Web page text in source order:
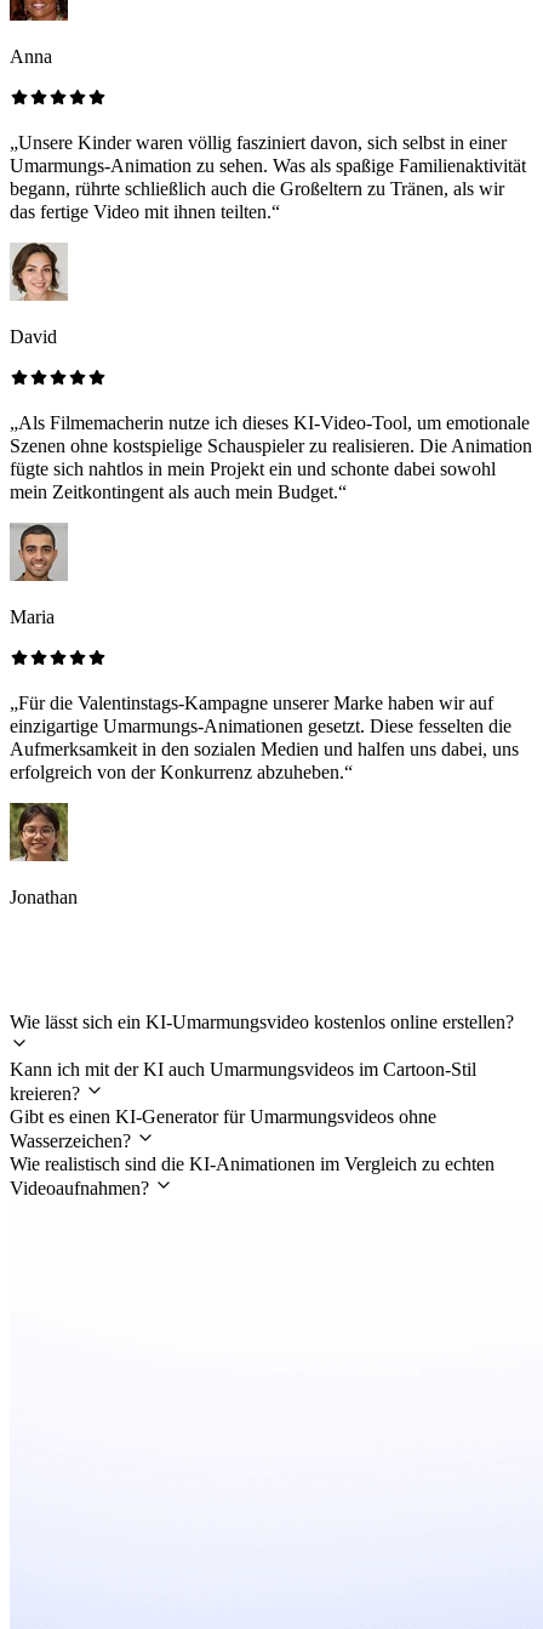
Anna
„Unsere Kinder waren völlig fasziniert davon, sich selbst in einer
Umarmungs-Animation zu sehen. Was als spaßige Familienaktivität
begann, rührte schließlich auch die Großeltern zu Tränen, als wir
das fertige Video mit ihnen teilten.“
David
„Als Filmemacherin nutze ich dieses KI-Video-Tool, um emotionale
Szenen ohne kostspielige Schauspieler zu realisieren. Die Animation
fügte sich nahtlos in mein Projekt ein und schonte dabei sowohl
mein Zeitkontingent als auch mein Budget.“
Maria
„Für die Valentinstags-Kampagne unserer Marke haben wir auf
einzigartige Umarmungs-Animationen gesetzt. Diese fesselten die
Aufmerksamkeit in den sozialen Medien und halfen uns dabei, uns
erfolgreich von der Konkurrenz abzuheben.“
Jonathan
Wie lässt sich ein KI-Umarmungsvideo kostenlos online erstellen?
Kann ich mit der KI auch Umarmungsvideos im Cartoon-Stil
kreieren?
Gibt es einen KI-Generator für Umarmungsvideos ohne
Wasserzeichen?
Wie realistisch sind die KI-Animationen im Vergleich zu echten
Videoaufnahmen?